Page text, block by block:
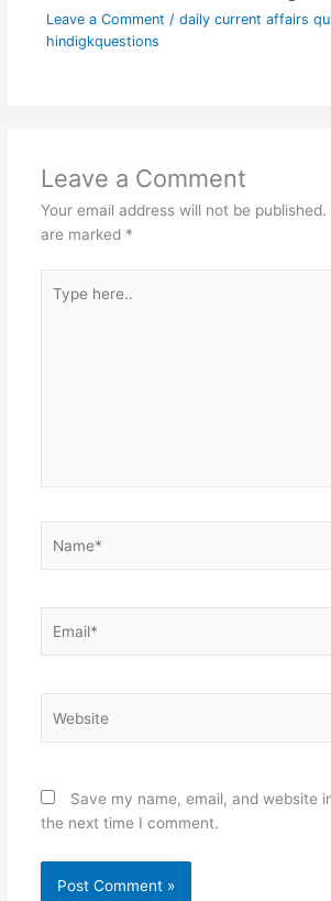
Leave a Comment / daily current affairs
hindigkquestions
Leave a Comment
Your email address will not be published.
are marked *
here..
Save my name, email, and website
the next time I comment.